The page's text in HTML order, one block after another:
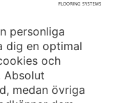
personliga
dig en optimal
och
Absolut
medan övriga